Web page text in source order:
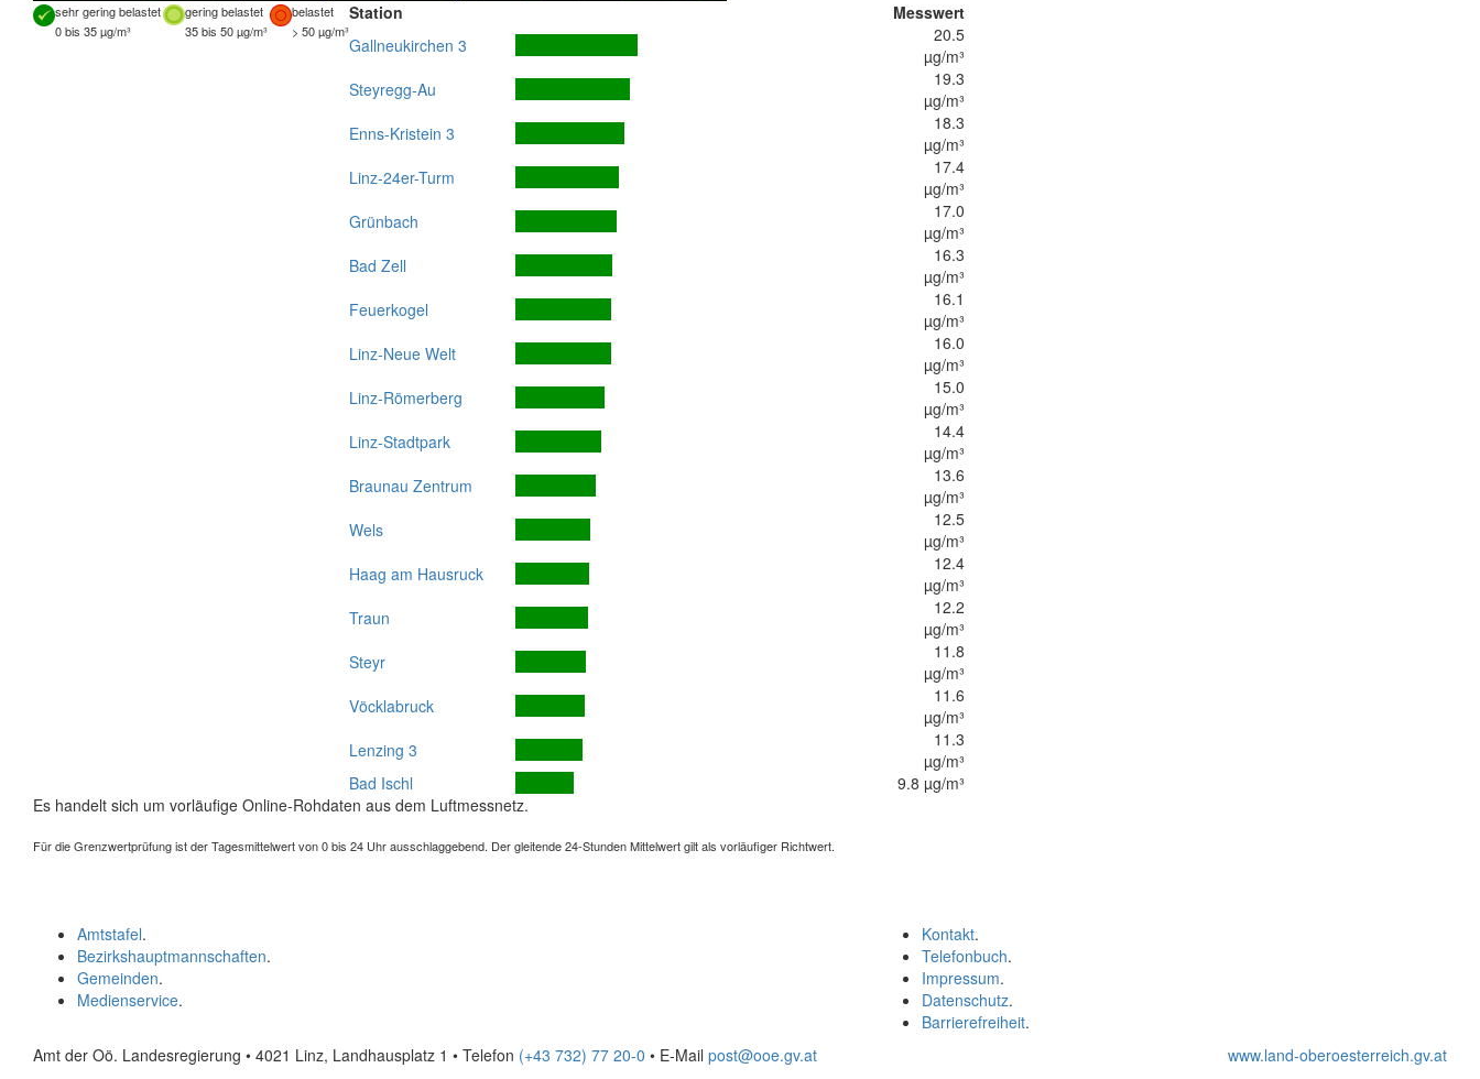
sehr gering belastet gering belastet
belastet
0 bis 35 µg/m³
35 bis 50 µg/m³ > 50 µg/m³
Station
Messwert
Gallneukirchen 3
20.5
µg/m³
Steyregg-Au
19.3
µg/m³
Enns-Kristein 3
18.3
µg/m³
Linz-24er-Turm
17.4
µg/m³
Grünbach
17.0
µg/m³
Bad Zell
16.3
µg/m³
Feuerkogel
16.1
µg/m³
Linz-Neue Welt
16.0
µg/m³
Linz-Römerberg
15.0
µg/m³
Linz-Stadtpark
14.4
µg/m³
Braunau Zentrum
13.6
µg/m³
Wels
12.5
µg/m³
Haag am Hausruck
12.4
µg/m³
Traun
12.2
µg/m³
Steyr
11.8
µg/m³
Vöcklabruck
11.6
µg/m³
Lenzing 3
11.3
µg/m³
Bad Ischl
9.8 µg/m³
Es handelt sich um vorläufige Online-Rohdaten aus dem Luftmessnetz.
Für die Grenzwertprüfung ist der Tagesmittelwert von 0 bis 24 Uhr ausschlaggebend. Der gleitende 24-Stunden Mittelwert gilt als vorläufiger Richtwert.
Kontakt.
Telefonbuch.
Impressum.
Datenschutz.
Barrierefreiheit.
Amtstafel.
Bezirkshauptmannschaften.
Gemeinden.
Medienservice.
Amt der Oö. Landesregierung • 4021 Linz, Landhausplatz 1 • Telefon (+43 732) 77 20-0 • E-Mail post@ooe.gv.at www.land-oberoesterreich.gv.at